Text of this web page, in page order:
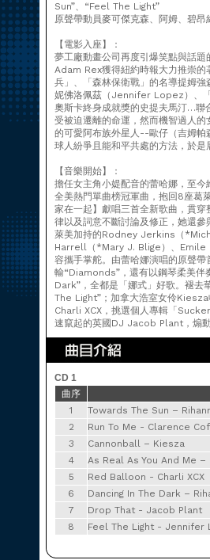
Sun”、“Feel The Light”
原聲帶動員麥可傑克森、阿姆、碧
【電影入座】：
夢工廠動畫公司再度引爆笑點與話
Adam Rex獲得紐約時報大力推崇
兵」、「森林保衛戰」的名導提姆
妮佛洛佩茲（Jennifer Lopez）、
奧斯卡終身成就獎的史提夫馬汀…聯
受被迫遷離的命運，然而機智過人
的可愛阿布族外星人--歐仔（吉姆帕
球人紛爭且能和平共處的方法，於是
【音樂開始】：
擔任女主角小媞配音的蕾哈娜，至今
全美熱門單曲榜冠軍曲，抱回8座葛
家在一起】獻唱三首全新歌曲，貫
律以及詞意不斷討論及修正，她還
萊美加持的Rodney Jerkins（
Harrell（*Mary J. Blige）、
容攜手掌舵。由蕾哈娜演唱的原聲
輸“Diamonds”，還有以鋼琴柔美
Dark”，全都是「娜式」好歌。褪
The Light”；加拿大浩室女伶
Charli XCX，挑選個人專輯「
速竄起的英國DJ Jacob Plant，煽
CD 1
曲序
1
Towards The Sun –
2
Run To Me - Clarence
3
Cannonball – Kiesza
4
As Real As You And Me –
5
Red Balloon - Charli XCX
6
Dancing In The Dark –
7
Drop That - Jacob Plant
8
Feel The Light - Jennifer